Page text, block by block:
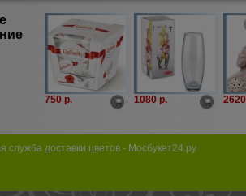
750 p.
1080 p.
служба доставки цветов - Мосбукет24.ру